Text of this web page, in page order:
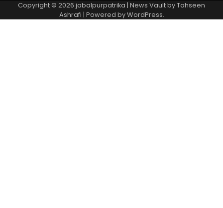
Copyright © 2026 jabalpurpatrika | News Vault byTahseen
Ashrafi | Powered byWordPress.